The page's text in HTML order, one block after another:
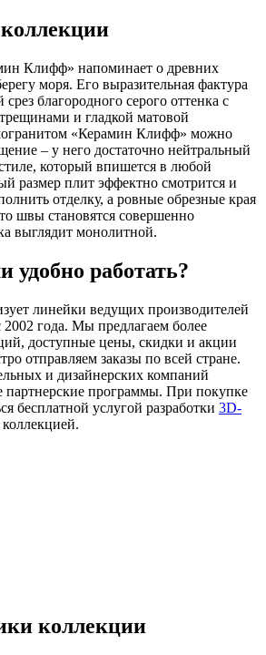
Клифф» напоминает о древних
моря. Его выразительная фактура
срез благородного серого оттенка с
и гладкой матовой
«Керамин Клифф» можно
– у него достаточно нейтральный
который впишется в любой
размер плит эффектно смотрится и
отделку, а ровные обрезные края
швы становятся совершенно
выглядит монолитной.
удобно работать?
линейки ведущих производителей
2002 года. Мы предлагаем более
доступные цены, скидки и акции
отправляем заказы по всей стране.
и дизайнерских компаний
партнерские программы. При покупке
бесплатной услугой разработки 3D-
коллекции